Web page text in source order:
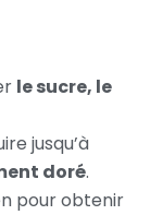
le sucre, le
jusqu’à
doré.
pour obtenir